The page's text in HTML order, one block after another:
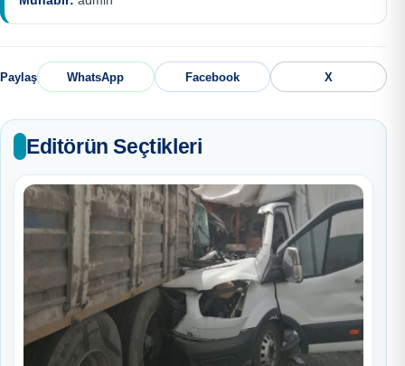
Paylaş WhatsApp Facebook X
Editörün Seçtikleri